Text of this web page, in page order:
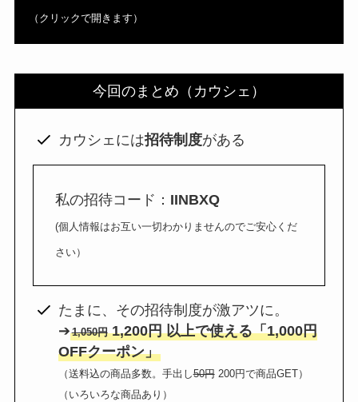
（クリックで開きます）
1,200円以上
今回のまとめ（カウシェ）
カウシェには招待制度がある
私の招待コード： IINBXQ
(個人情報はお互い一切わかりませんのでご安心くだ
さい）
たまに、その招待制度が激アツに。
➔1,050円1,200円 以上で使える「1,000円
OFFクーポン」
（送料込の商品多数。手出し50円200円で商品GET）
（いろいろな商品あり）